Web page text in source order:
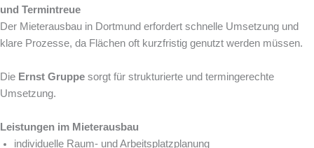
und Termintreue
Der Mieterausbau in Dortmund erfordert schnelle Umsetzung und
klare Prozesse, da Flächen oft kurzfristig genutzt werden müssen.
Die Ernst Gruppe sorgt für strukturierte und termingerechte
Umsetzung.
Leistungen im Mieterausbau
individuelle Raum- und Arbeitsplatzplanung